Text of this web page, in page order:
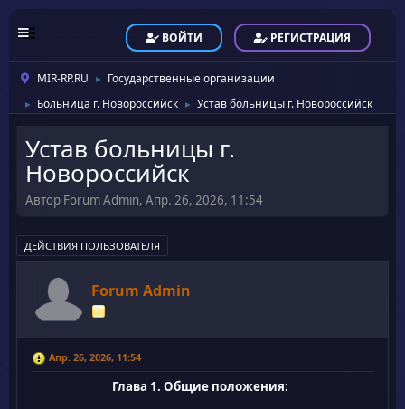
ВОЙТИ РЕГИСТРАЦИЯ
MIR-RP.RU ► Государственные организации
► Больница г. Новороссийск ► Устав больницы г. Новороссийск
Устав больницы г.
Новороссийск
Автор Forum Admin, Апр. 26, 2026, 11:54
ДЕЙСТВИЯ ПОЛЬЗОВАТЕЛЯ
Forum Admin
Апр. 26, 2026, 11:54
Глава 1. Общие положения: